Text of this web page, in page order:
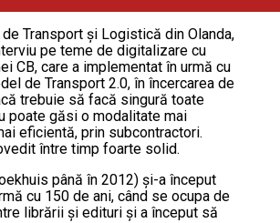
Transport și Logistică din Olanda,
pe teme de digitalizare cu
CB, care a implementat în urmă cu
de Transport 2.0, în încercarea de
trebuie să facă singură toate
poate găsi o modalitate mai
eficientă, prin subcontractori.
între timp foarte solid.
până în 2012) și-a început
cu 150 de ani, când se ocupa de
librării și edituri și a început să